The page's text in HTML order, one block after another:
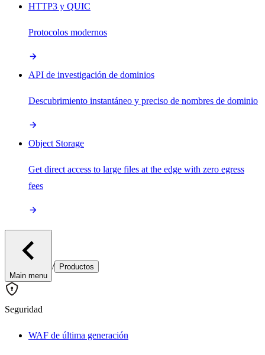
HTTP3 y QUIC
Protocolos modernos
API de investigación de dominios
Descubrimiento instantáneo y preciso de nombres de dominio
Object Storage
Get direct access to large files at the edge with zero egress
fees
Main menu
/ Productos
Seguridad
WAF de última generación